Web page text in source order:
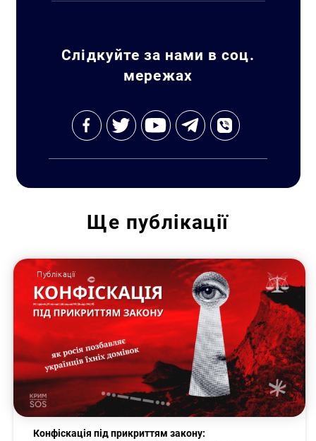
Слідкуйте за нами в соц.
мережах
Ще публікації
Публікації
Конфіскація під прикриттям закону: